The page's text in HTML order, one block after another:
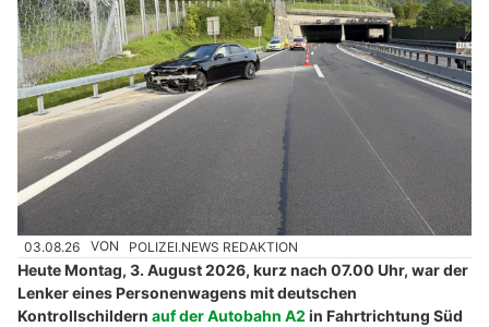
03.08.26 VON POLIZEI.NEWS REDAKTION
Heute Montag, 3. August 2026, kurz nach 07.00 Uhr, war der
Lenker eines Personenwagens mit deutschen
Kontrollschildern auf der Autobahn A2 in Fahrtrichtung Süd